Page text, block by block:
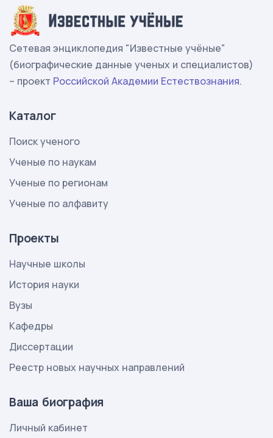
Сетевая энциклопедия "Известные учёные"
(биографические данные ученых и специалистов)
– проект Российской Академии Естествознания.
Каталог
Поиск ученого
Ученые по наукам
Ученые по регионам
Ученые по алфавиту
Проекты
Научные школы
История науки
Вузы
Кафедры
Диссертации
Реестр новых научных направлений
Ваша биография
Личный кабинет